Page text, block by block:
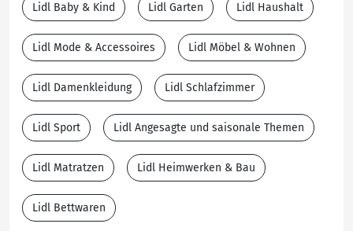
Lidl Baby & Kind Lidl Garten Lidl Haushalt
Lidl Mode & Accessoires Lidl Möbel & Wohnen
Lidl Damenkleidung Lidl Schlafzimmer
Lidl Sport Lidl Angesagte und saisonale Themen
Lidl Matratzen Lidl Heimwerken & Bau
Lidl Bettwaren